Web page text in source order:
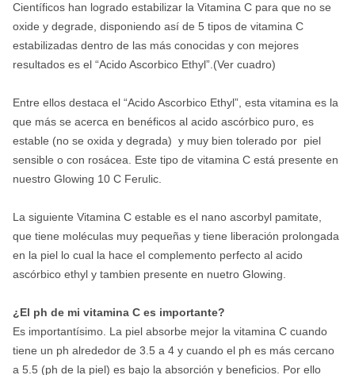
Científicos han logrado estabilizar la Vitamina C para que no se
oxide y degrade, disponiendo así de 5 tipos de vitamina C
estabilizadas dentro de las más conocidas y con mejores
resultados es el “Acido Ascorbico Ethyl”.(Ver cuadro)
Entre ellos destaca el “Acido Ascorbico Ethyl”, esta vitamina es la
que más se acerca en benéficos al acido ascórbico puro, es
estable (no se oxida y degrada) y muy bien tolerado por piel
sensible o con rosácea. Este tipo de vitamina C está presente en
nuestro Glowing 10 C Ferulic.
La siguiente Vitamina C estable es el nano ascorbyl pamitate,
que tiene moléculas muy pequeñas y tiene liberación prolongada
en la piel lo cual la hace el complemento perfecto al acido
ascórbico ethyl y tambien presente en nuetro Glowing.
¿El ph de mi vitamina C es importante?
Es importantísimo. La piel absorbe mejor la vitamina C cuando
tiene un ph alrededor de 3.5 a 4 y cuando el ph es más cercano
a 5.5 (ph de la piel) es bajo la absorción y beneficios. Por ello